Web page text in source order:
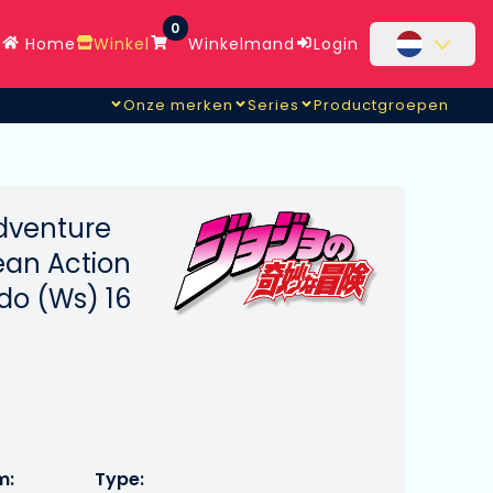
Home Winkel
0
Winkelmand Login
Onze merken Series Productgroepen
Action
(Ws) 16
Type: